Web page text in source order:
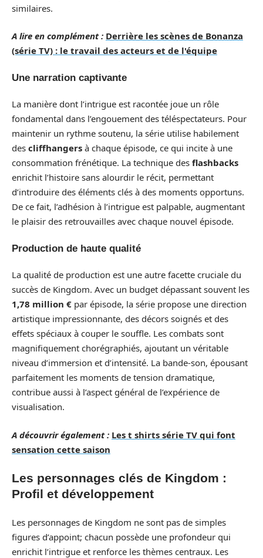
similaires.
A lire en complément : Derrière les scènes de Bonanza
(série TV) : le travail des acteurs et de l'équipe
Une narration captivante
La manière dont l’intrigue est racontée joue un rôle
fondamental dans l’engouement des téléspectateurs. Pour
maintenir un rythme soutenu, la série utilise habilement
des cliffhangers à chaque épisode, ce qui incite à une
consommation frénétique. La technique des flashbacks
enrichit l’histoire sans alourdir le récit, permettant
d’introduire des éléments clés à des moments opportuns.
De ce fait, l’adhésion à l’intrigue est palpable, augmentant
le plaisir des retrouvailles avec chaque nouvel épisode.
Production de haute qualité
La qualité de production est une autre facette cruciale du
succès de Kingdom. Avec un budget dépassant souvent les
1,78 million € par épisode, la série propose une direction
artistique impressionnante, des décors soignés et des
effets spéciaux à couper le souffle. Les combats sont
magnifiquement chorégraphiés, ajoutant un véritable
niveau d’immersion et d’intensité. La bande-son, épousant
parfaitement les moments de tension dramatique,
contribue aussi à l’aspect général de l’expérience de
visualisation.
A découvrir également : Les t shirts série TV qui font
sensation cette saison
Les personnages clés de Kingdom :
Profil et développement
Les personnages de Kingdom ne sont pas de simples
figures d’appoint; chacun possède une profondeur qui
enrichit l’intrigue et renforce les thèmes centraux. Les